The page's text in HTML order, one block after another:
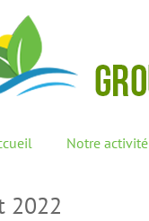
Notre activité
2022